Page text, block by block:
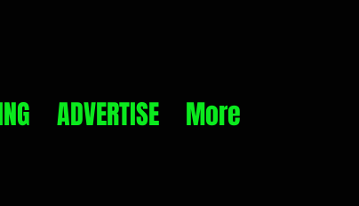
ADVERTISE More